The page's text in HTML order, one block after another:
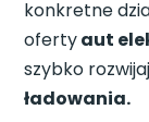
konkretne
ofertyaut
szybko
ładowania.